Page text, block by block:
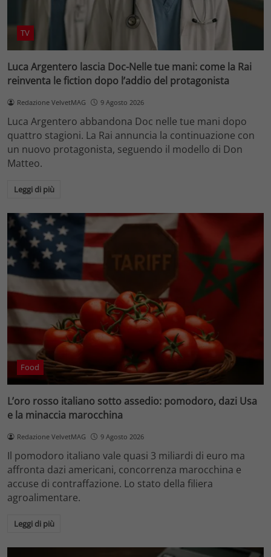
TV
Luca Argentero lascia Doc-Nelle tue mani: come la Rai
reinventa le fiction dopo l’addio del protagonista
Redazione VelvetMAG 9 Agosto 2026
Luca Argentero abbandona Doc nelle tue mani dopo
quattro stagioni. La Rai annuncia la continuazione con
un nuovo protagonista, seguendo il modello di Don
Matteo.
Leggi di più
Food
L’oro rosso italiano sotto assedio: pomodoro, dazi Usa
e la minaccia marocchina
Redazione VelvetMAG 9 Agosto 2026
Il pomodoro italiano vale quasi 3 miliardi di euro ma
affronta dazi americani, concorrenza marocchina e
accuse di contraffazione. Lo stato della filiera
agroalimentare.
Leggi di più